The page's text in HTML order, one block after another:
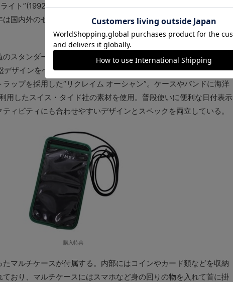
イト”(1992年)など、製品のみならず革新的な技術やデザインを
国内外のセレクトショップや著名ブランドとのコラボレーション
スタンダードであるタイメックスの定番、オリジナル・キャンパ
デザインをベースに、リューズガードを設けた40mmの新しいケー
ップを採用した“リクレイム オーシャン”。ケースやバンドに海洋
用したスイス・タイド社の素材を使用。普段使いに便利な日付表示
ィビティにも合わせやすいデザインとスペックを両立している。
購入特典
マルチケースが付属する。内部にはコインやカード類などを収納
おり、マルチケースにはスマホなど身の回りの物を入れて首に掛